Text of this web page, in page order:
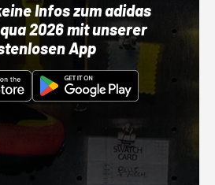
Infos zum adidas
2026 mit unserer
App